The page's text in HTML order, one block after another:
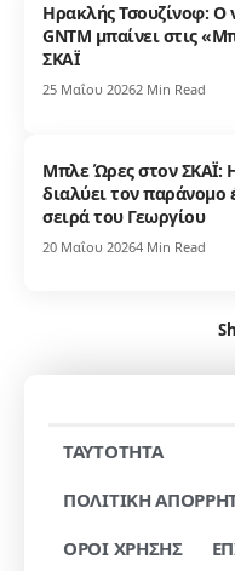
Ηρακλής Τσουζίνοφ: Ο
GNTM μπαίνει στις
ΣΚΑΪ
25 Μαΐου 20262 Min Read
Μπλε Ώρες στον ΣΚΑΪ:
διαλύει τον παράνομο
σειρά του Γεωργίου
20 Μαΐου 20264 Min Read
TAYTOTHTA
ΠΟΛΙΤΙΚΗ
ΟΡΟΙ ΧΡΗΣΗΣ